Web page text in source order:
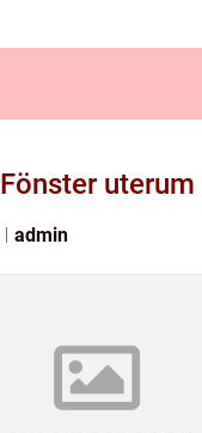
Fönster uterum
admin